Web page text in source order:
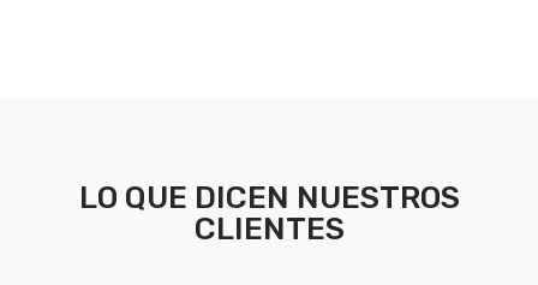
LO QUE DICEN NUESTROS
CLIENTES